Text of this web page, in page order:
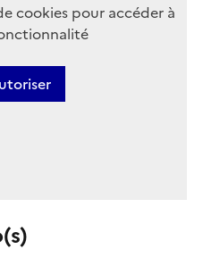
cookies pour accéder à